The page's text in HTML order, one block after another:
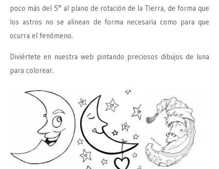
poco más del 5° al plano de rotación de la Tierra, de forma que
los astros no se alinean de forma necesaria como para que
ocurra el fenómeno.
Diviértete en nuestra web pintando preciosos dibujos de luna
para colorear.